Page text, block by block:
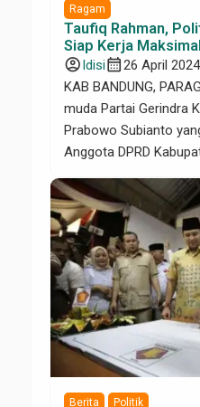
Ragam
Taufiq Rahman,
Siap Kerja
Kabupaten Bandung
account_circleIdisicalendar_month26 April 2024
KAB BANDUNG,
muda Partai Gerindra
Prabowo Subianto
Anggota DPRD
Rahman Hakim,
memaksimalkan
berkiprah di Legislatif
dalam upaya
masyarakat
berkeadilan dan
diungkapkanya […]
Berita Politik